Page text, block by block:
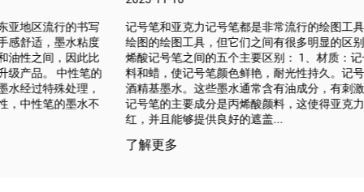
记号笔和亚克力记号笔都是非常流行的绘图工具，虽然它们都是用于
绘图的绘图工具，但它们之间有很多明显的区别。以下是记号笔和丙
烯酸记号笔之间的五个主要区别： 1、材质：记号笔的主要成分是染
料和蜡，使记号笔颜色鲜艳，耐光性持久。记号笔使用油基、水基和
酒精基墨水。这些墨水通常含有油成分，有刺激性且易挥发。亚克力
记号笔的主要成分是丙烯酸颜料，这使得亚克力记号笔的颜色更加粉
红，并且能够提供良好的遮盖...